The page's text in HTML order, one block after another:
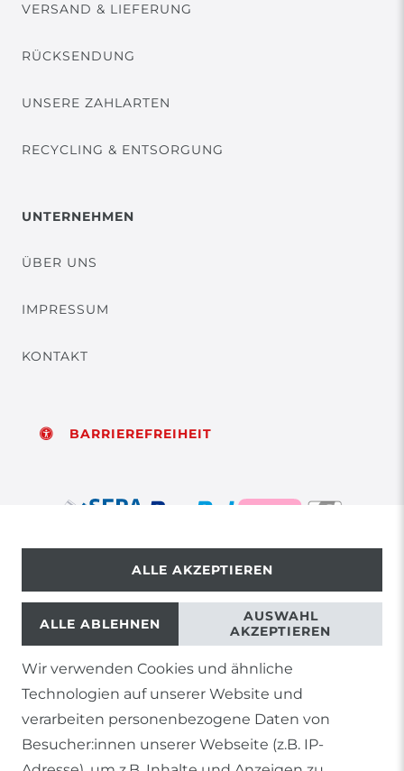
VERSAND & LIEFERUNG
RÜCKSENDUNG
UNSERE ZAHLARTEN
RECYCLING & ENTSORGUNG
UNTERNEHMEN
ÜBER UNS
IMPRESSUM
KONTAKT
BARRIEREFREIHEIT
© Copyright 2026 | Alle Rechte vorbehalten.
1) Gilt nicht für Sendungen mit Futterinsekten,
Lebendpflanzen, Frostfutter oder lebende Tiere, sowie
Lieferungen per Spedition
2) gilt für sofort lieferbare Artikel und Produkte die keine
gesonderte Versandregelung besitzen.
Wir verwenden Cookies und ähnliche
Technologien auf unserer Website und
verarbeiten personenbezogene Daten von
Besucher:innen unserer Webseite (z.B. IP-
ALLE AKZEPTIEREN
ALLE ABLEHNEN
AUSWAHL
AKZEPTIEREN